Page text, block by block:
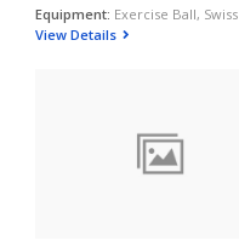
Equipment: Exercise Ball, Swiss
View Details